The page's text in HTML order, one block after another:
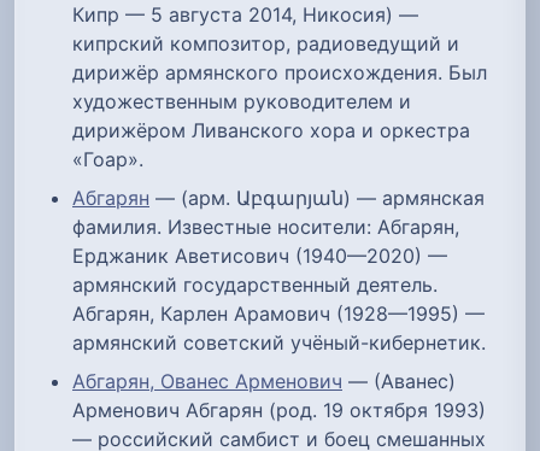
Кипр — 5 августа 2014, Никосия) —
кипрский композитор, радиоведущий и
дирижёр армянского происхождения. Был
художественным руководителем и
дирижёром Ливанского хора и оркестра
«Гоар».
Абгарян — (арм. Աբգարյան) — армянская
фамилия. Известные носители: Абгарян,
Ерджаник Аветисович (1940—2020) —
армянский государственный деятель.
Абгарян, Карлен Арамович (1928—1995) —
армянский советский учёный-кибернетик.
Абгарян, Ованес Арменович — (Аванес)
Арменович Абгарян (род. 19 октября 1993)
— российский самбист и боец смешанных